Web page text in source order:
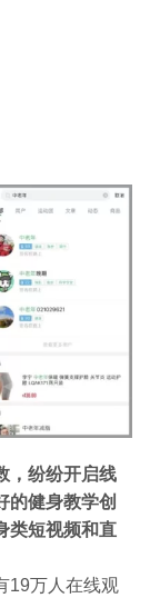
，纷纷开启线
的健身教学创
类短视频和直
19万人在线观